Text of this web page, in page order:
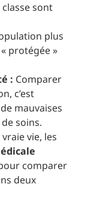
classe sont
plus
protégée »
: Comparer
c’est
mauvaises
soins.
vie, les
comparer
deux